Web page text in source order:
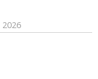
2026